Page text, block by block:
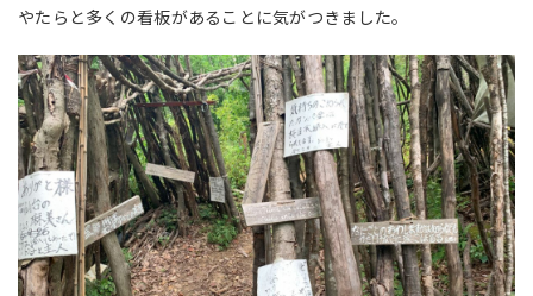
やたらと多くの看板があることに気がつきました。